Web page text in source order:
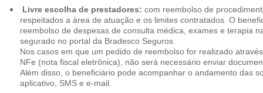
Livre escolha de prestadores: com reembolso de
respeitados a área de atuação e os limites contratados. O
reembolso de despesas de consulta médica, exames e terapia
segurado no portal da Bradesco Seguros.
Nos casos em que um pedido de reembolso for realizado
NFe (nota fiscal eletrônica), não será necessário enviar
Além disso, o beneficiário pode acompanhar o andamento das
aplicativo, SMS e e-mail.